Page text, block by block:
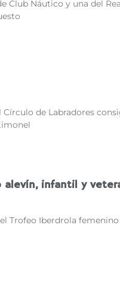
Club Náutico y una del
de Labradores
alevín, infantil y
Trofeo Iberdrola femenino